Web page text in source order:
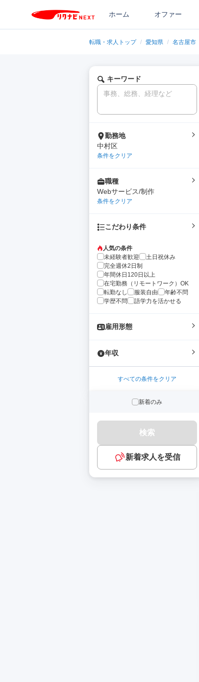
ホーム オファー
転職・求人トップ / 愛知県 / 名古屋市
キーワード
勤務地
中村区
条件をクリア
職種
Webサービス/制作
条件をクリア
こだわり条件
人気の条件
未経験者歓迎
土日祝休み
完全週休2日制
年間休日120日以上
在宅勤務（リモートワーク）OK
転勤なし
服装自由
年齢不問
学歴不問
語学力を活かせる
雇用形態
年収
すべての条件をクリア
新着のみ
検索
新着求人を受信